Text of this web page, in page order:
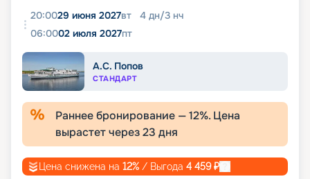
20:0029 июня 2027вт 4 дн/3 нч
06:0002 июля 2027пт
А.С. Попов
СТАНДАРТ
Раннее бронирование —12%. Цена
вырастет через23 дня
Цена снижена на 12% / Выгода 4 459₽